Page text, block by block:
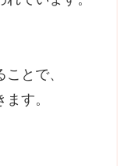
とで、
す。